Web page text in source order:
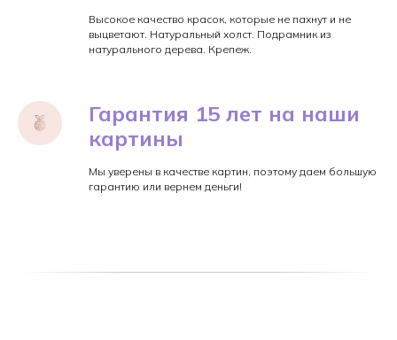
Высокое качество красок, которые не пахнут и не
выцветают. Натуральный холст. Подрамник из
натурального дерева. Крепеж.
Гарантия 15 лет на наши
картины
Мы уверены в качестве картин, поэтому даем большую
гарантию или вернем деньги!